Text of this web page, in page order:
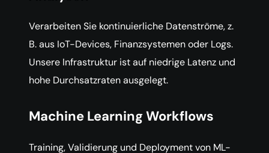
Verarbeiten Sie kontinuierliche Datenströme, z.
B. aus IoT-Devices, Finanzsystemen oder Logs.
Unsere Infrastruktur ist auf niedrige Latenz und
hohe Durchsatzraten ausgelegt.
Machine Learning Workflows
Training, Validierung und Deployment von ML-